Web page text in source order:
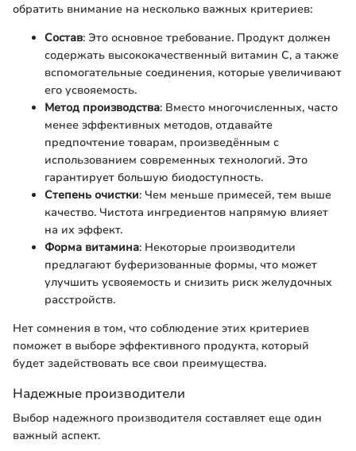
обратить внимание на несколько важных критериев:
Состав: Это основное требование. Продукт должен
содержать высококачественный витамин C, а также
вспомогательные соединения, которые увеличивают
его усвояемость.
Метод производства: Вместо многочисленных, часто
менее эффективных методов, отдавайте
предпочтение товарам, произведённым с
использованием современных технологий. Это
гарантирует большую биодоступность.
Степень очистки: Чем меньше примесей, тем выше
качество. Чистота ингредиентов напрямую влияет
на их эффект.
Форма витамина: Некоторые производители
предлагают буферизованные формы, что может
улучшить усвояемость и снизить риск желудочных
расстройств.
Нет сомнения в том, что соблюдение этих критериев
поможет в выборе эффективного продукта, который
будет задействовать все свои преимущества.
Надежные производители
Выбор надежного производителя составляет еще один
важный аспект.